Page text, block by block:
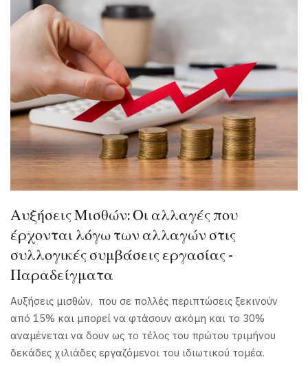
Αυξήσεις Μισθών: Οι αλλαγές που
έρχονται λόγω των αλλαγών στις
συλλογικές συμβάσεις εργασίας -
Παραδείγματα
Αυξήσεις μισθών, που σε πολλές περιπτώσεις ξεκινούν
από 15% και μπορεί να φτάσουν ακόμη και το 30%
αναμένεται να δουν ως το τέλος του πρώτου τριμήνου
δεκάδες χιλιάδες εργαζόμενοι του ιδιωτικού τομέα.